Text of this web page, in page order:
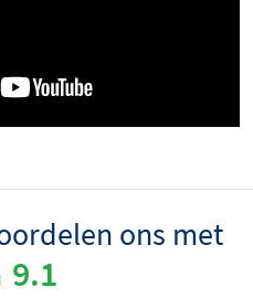
ons met
9.1